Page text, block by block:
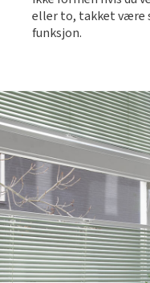
eller to, takket være
funksjon.